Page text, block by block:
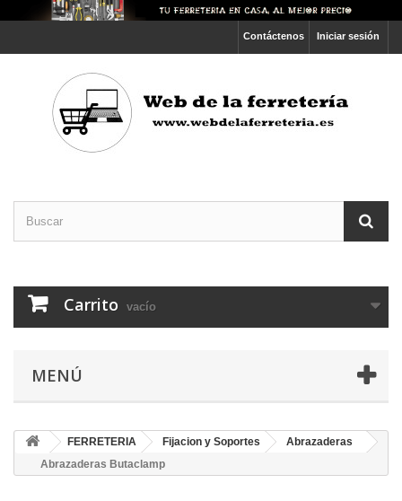
Iniciar sesión
Contáctenos
Carrito vacío
MENÚ
FERRETERIA Fijacion y Soportes
Abrazaderas
Abrazaderas Butaclamp